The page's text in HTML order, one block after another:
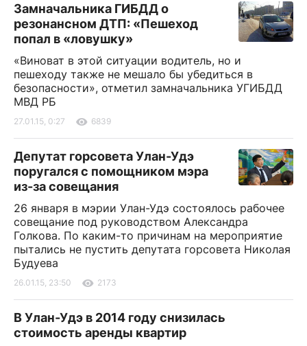
Замначальника ГИБДД о
резонансном ДТП: «Пешеход
попал в «ловушку»
«Виноват в этой ситуации водитель, но и
пешеходу также не мешало бы убедиться в
безопасности», отметил замначальника УГИБДД
МВД РБ
27.01.15, 0:27 6839
Депутат горсовета Улан-Удэ
поругался с помощником мэра
из-за совещания
26 января в мэрии Улан-Удэ состоялось рабочее
совещание под руководством Александра
Голкова. По каким-то причинам на мероприятие
пытались не пустить депутата горсовета Николая
Будуева
26.01.15, 23:50 2173
В Улан-Удэ в 2014 году снизилась
стоимость аренды квартир